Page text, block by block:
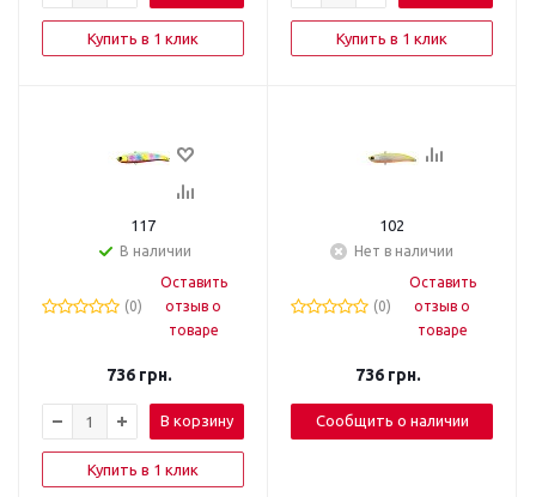
Купить в 1 клик Купить в 1 клик
117
В наличии
(0)
Оставить
отзыв о
товаре
736грн.
В корзину
Купить в 1 клик
102
Нет в наличии
(0)
Оставить
отзыв о
товаре
736грн.
Сообщить о наличии